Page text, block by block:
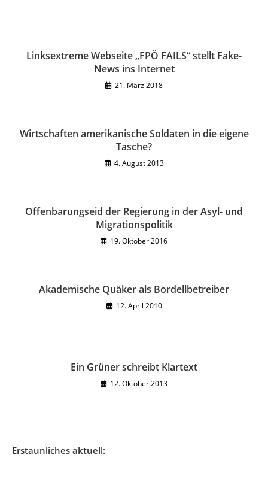
Linksextreme Webseite „FPÖ FAILS“ stellt Fake-
News ins Internet
21. März 2018
Wirtschaften amerikanische Soldaten in die eigene
Tasche?
4. August 2013
Offenbarungseid der Regierung in der Asyl- und
Migrationspolitik
19. Oktober 2016
Akademische Quäker als Bordellbetreiber
12. April 2010
Ein Grüner schreibt Klartext
12. Oktober 2013
Erstaunliches aktuell: